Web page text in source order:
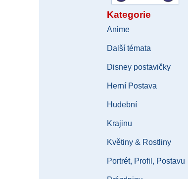
Kategorie
Anime
Další témata
Disney postavičky
Herní Postava
Hudební
Krajinu
Květiny & Rostliny
Portrét, Profil, Postavu